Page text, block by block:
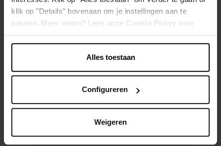
klik op "Details" bovenaan om je instellingen aan te
passen. Meer weten? Lees onze Cookie Policy voor
meer informatie.
Alles toestaan
Configureren
Weigeren
facile
Avec boyau transparent pour remplir un arrosoir
Ouverture : Ø 38 cm
PU326015 = 2x PU326011 (avec kit de raccordement)